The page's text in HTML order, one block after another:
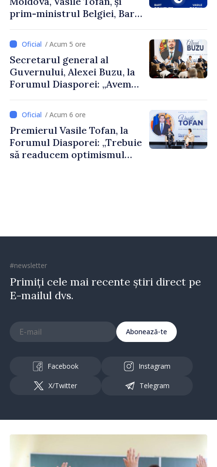
prim-ministrul Belgiei, Bart
despre parcursul european
al Republicii Moldova.
/ Acum 5 ore
Secretarul general al
Guvernului, Alexei Buzu, la
Forumul Diasporei: „Avem
dumneavoastră pentru a
construi comunități mai
puternice”
/ Acum 6 ore
Premierul Vasile Tofan, la
Forumul Diasporei: „Trebuie
să readucem optimismul
#newsletter
Primiți cele mai recente știri direct pe
E-mailul dvs.
Abonează-te
Facebook Instagram
X/Twitter Telegram